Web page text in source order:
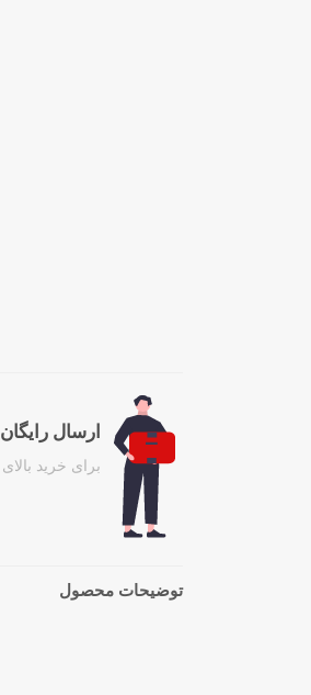
ارسال رایگان
برای خرید بالای ۱۰,۰۰۰,۰۰۰ تومان
توضیحات محصول